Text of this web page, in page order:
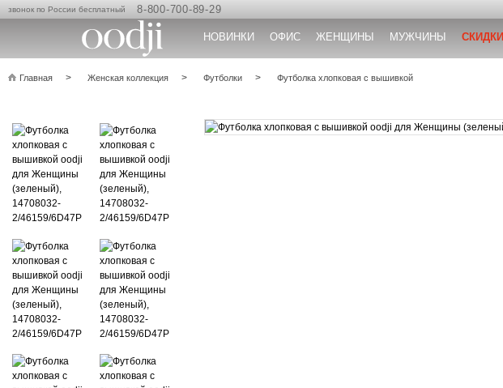
звонок по России бесплатный 8-800-700-89-29
НОВИНКИ ОФИС ЖЕНЩИНЫ МУЖЧИНЫ СКИДКИ
Главная Женская коллекция Футболки Футболка хлопковая с вышивкой